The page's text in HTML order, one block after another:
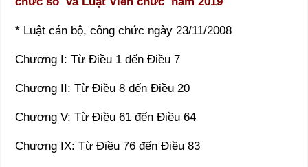
* Luật cán bộ, công chức ngày 23/11/2008
Chương I: Từ Điều 1 đến Điều 7
Chương II: Từ Điều 8 đến Điều 20
Chương V: Từ Điều 61 đến Điều 64
Chương IX: Từ Điều 76 đến Điều 83